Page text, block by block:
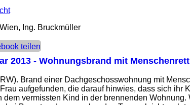
Ing. Bruckmüller
teilen
2013 - Wohnungsbrand mit
Brand einer Dachgeschosswohnung mit
aufgefunden, die darauf hinwies, dass sich ihr
dem vermissten Kind in der brennenden